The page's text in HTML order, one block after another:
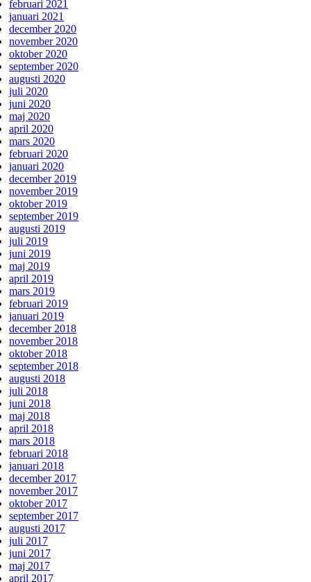
februari 2021
januari 2021
december 2020
november 2020
oktober 2020
september 2020
augusti 2020
juli 2020
juni 2020
maj 2020
april 2020
mars 2020
februari 2020
januari 2020
december 2019
november 2019
oktober 2019
september 2019
augusti 2019
juli 2019
juni 2019
maj 2019
april 2019
mars 2019
februari 2019
januari 2019
december 2018
november 2018
oktober 2018
september 2018
augusti 2018
juli 2018
juni 2018
maj 2018
april 2018
mars 2018
februari 2018
januari 2018
december 2017
november 2017
oktober 2017
september 2017
augusti 2017
juli 2017
juni 2017
maj 2017
april 2017